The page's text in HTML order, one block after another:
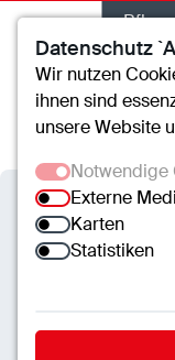
Alten- und
Datenschutz
Wir nutzen
ihnen sind
unsere Website
Notwendige
Externe
Karten
Statistiken
Notwendige